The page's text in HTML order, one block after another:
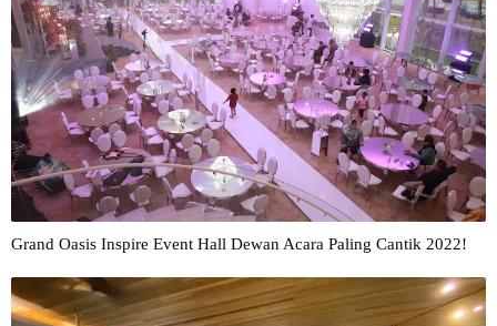
Grand Oasis Inspire Event Hall Dewan Acara Paling Cantik 2022!